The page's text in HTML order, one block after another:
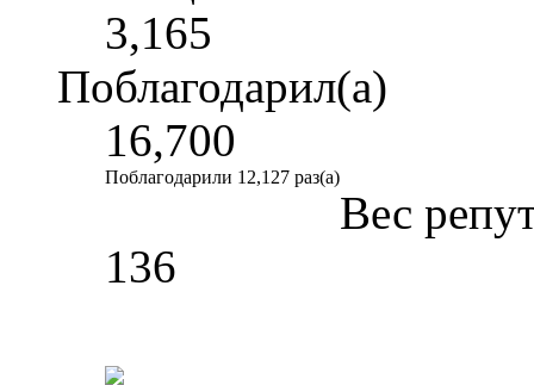
3,165
Поблагодарил(а)
16,700
Поблагодарили 12,127 раз(а)
Вес
136